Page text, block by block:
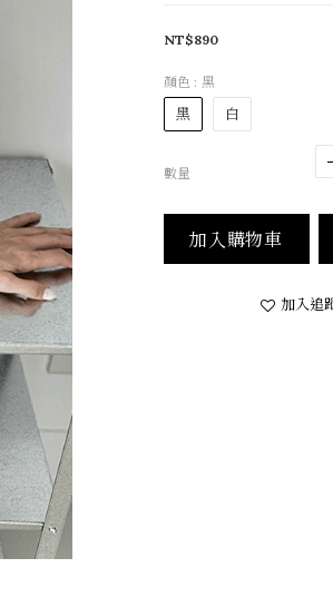
NT$890
顏色 : 黑
黑 白
數量
加入購物車
加入追